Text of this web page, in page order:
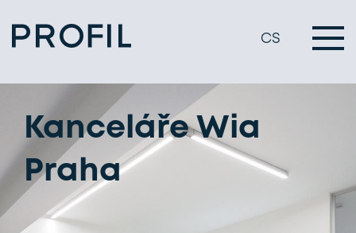
CS
Kanceláře Wia
Praha